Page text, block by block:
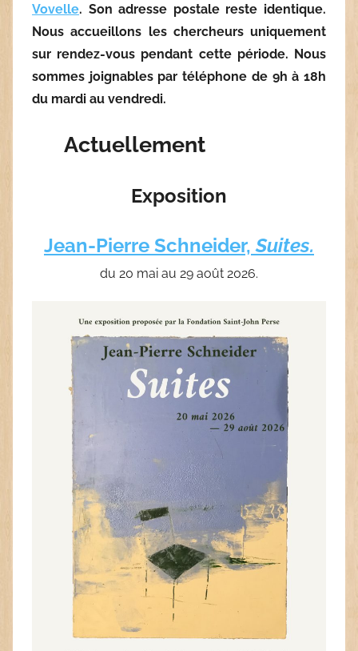
Vovelle. Son adresse postale reste identique.
Nous accueillons les chercheurs uniquement
sur rendez-vous pendant cette période. Nous
sommes joignables par téléphone de 9h à 18h
du mardi au vendredi.
Actuellement
Exposition
Jean-Pierre Schneider,Suites.
du 20 mai au 29 août 2026.